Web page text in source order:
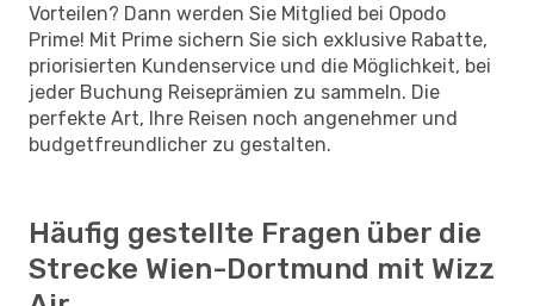
Vorteilen? Dann werden Sie Mitglied bei Opodo
Prime! Mit Prime sichern Sie sich exklusive Rabatte,
priorisierten Kundenservice und die Möglichkeit, bei
jeder Buchung Reiseprämien zu sammeln. Die
perfekte Art, Ihre Reisen noch angenehmer und
budgetfreundlicher zu gestalten.
Häufig gestellte Fragen über die
Strecke Wien-Dortmund mit Wizz